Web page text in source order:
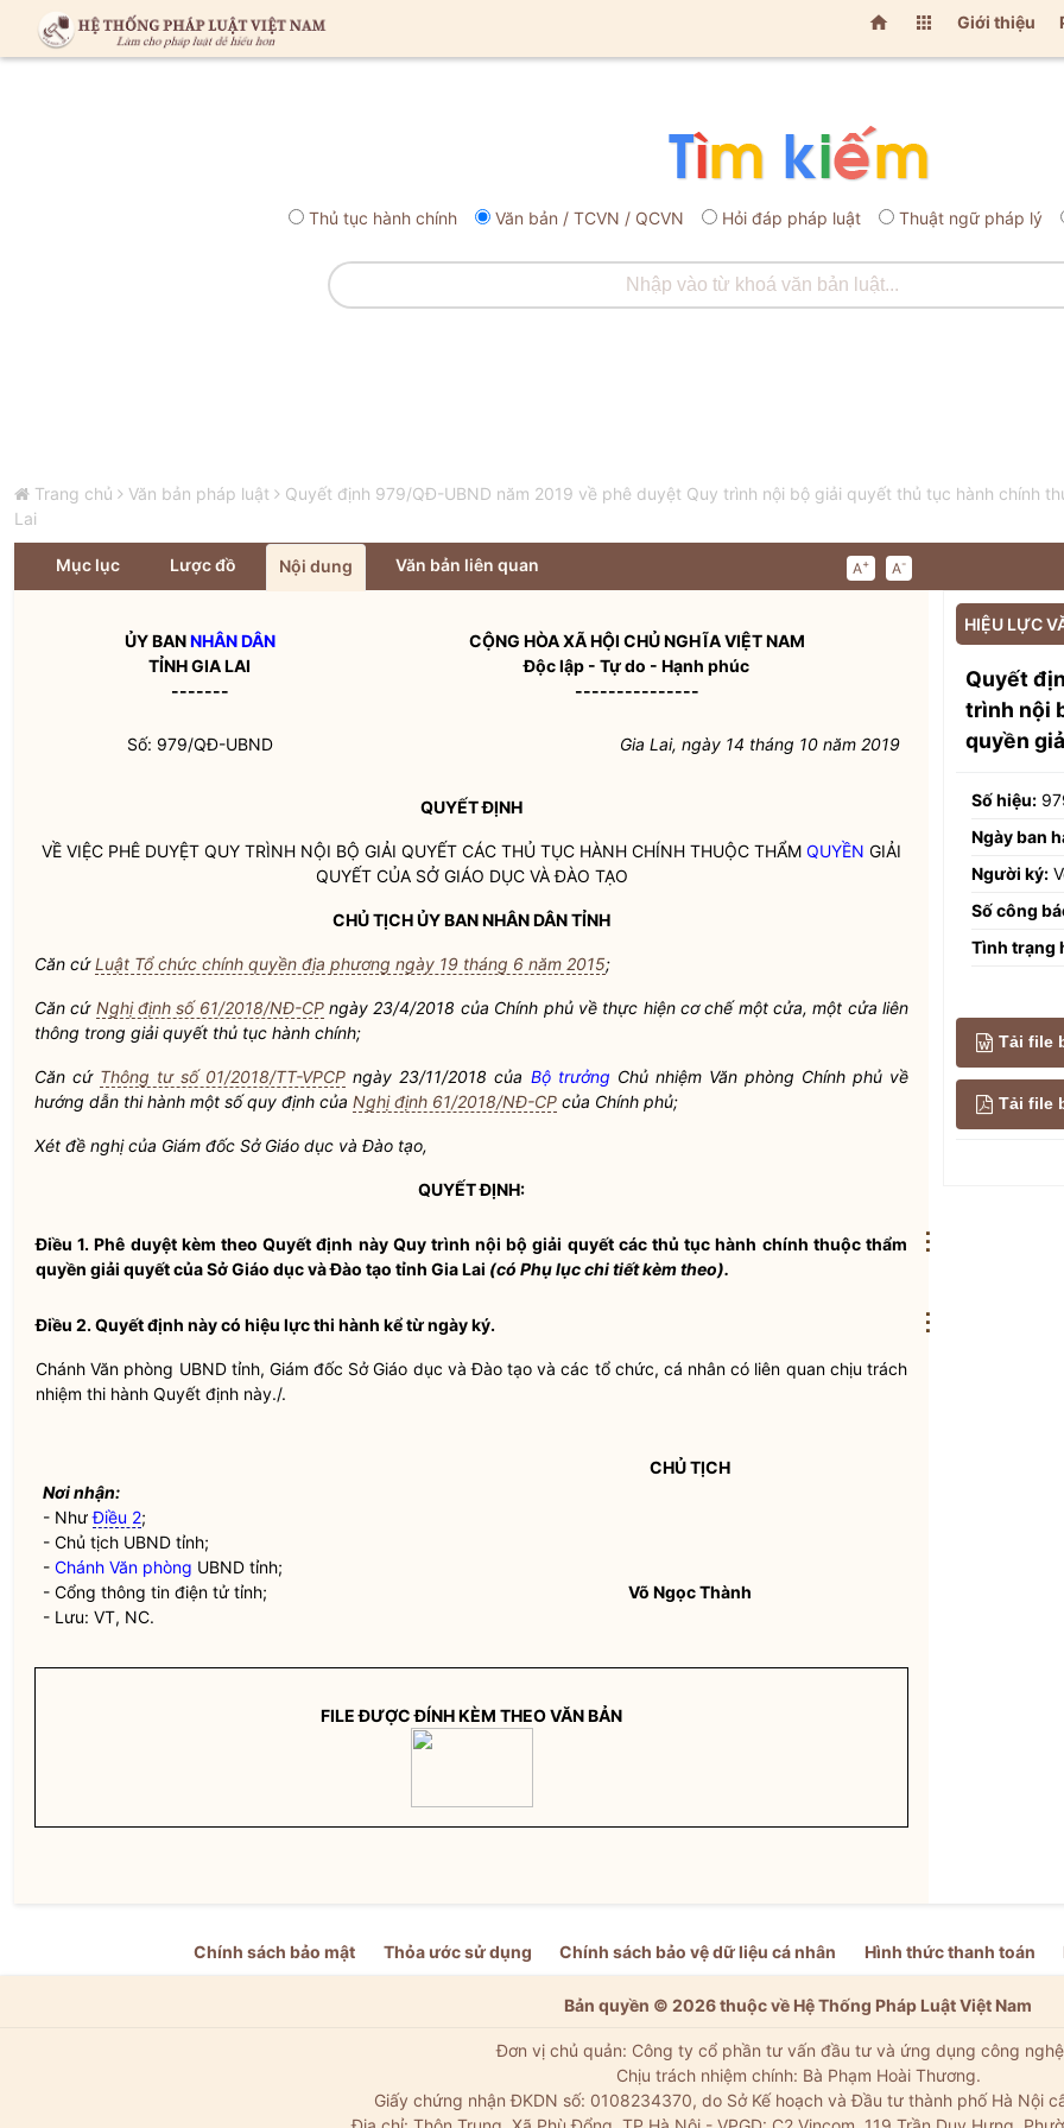
  Giới thiệu
Thủ tục hành chính Văn bản / TCVN / QCVN Hỏi đáp pháp luật Thuật ngữ pháp lý
Trang chủ Văn bản pháp luật
Quyết định 979/QĐ-UBND năm 2019 về phê duyệt Quy trình nội bộ giải quyết thủ tục hành chính
Lai
Mục lục Lược đồ Nội dung Văn bản liên quan A+ A-
ỦY BANNHÂN DÂN
TỈNH GIA LAI
-------
CỘNG HÒA XÃ HỘI CHỦ NGHĨA VIỆT NAM
Độc lập - Tự do - Hạnh phúc
---------------
Số: 979/QĐ-UBND Gia Lai, ngày 14 tháng 10 năm 2019
QUYẾT ĐỊNH
VỀ VIỆC PHÊ DUYỆT QUY TRÌNH NỘI BỘ GIẢI QUYẾT CÁC THỦ TỤC HÀNH CHÍNH THUỘC THẨM QUYỀN GIẢI
QUYẾT CỦA SỞ GIÁO DỤC VÀ ĐÀO TẠO
CHỦ TỊCH ỦY BANNHÂN DÂNTỈNH
Căn cứLuật Tổ chức chính quyền địa phương ngày 19 tháng 6 năm 2015;
Căn cứ Nghị định số 61/2018/NĐ-CPngày 23/4/2018 của Chính phủ về thực hiện cơ chế một cửa, một cửa liên
thông trong giải quyết thủ tục hành chính;
Căn cứ Thông tư số 01/2018/TT-VPCP ngày 23/11/2018 của Bộ trưởng Chủ nhiệm Văn phòng Chính phủ về
hướng dẫn thi hành một số quy định của Nghị định 61/2018/NĐ-CP của Chính phủ;
Xét đề nghị của Giám đốc Sở Giáo dục và Đào tạo,
QUYẾT ĐỊNH:
Điều 1. Phê duyệt kèm theo Quyết định này Quy trình nội bộ giải quyết các thủ tục hành chính thuộc thẩm
quyền giải quyết của Sở Giáo dục và Đào tạo tỉnh Gia Lai (có Phụ lục chi tiết kèm theo).
Điều 2.Quyết định này có hiệu lực thi hành kể từ ngày ký.
Chánh Văn phòng UBND tỉnh, Giám đốc Sở Giáo dục và Đào tạo và các tổ chức, cá nhân có liên quan chịu trách
nhiệm thi hành Quyết định này./.
Nơi nhận:
- NhưĐiều 2;
- Chủ tịch UBND tỉnh;
-Chánh Văn phòng UBND tỉnh;
- Cổng thông tin điện tử tỉnh;
- Lưu: VT, NC.
CHỦ TỊCH
Võ Ngọc Thành
FILE ĐƯỢC ĐÍNH KÈM THEO VĂN BẢN
HIỆU LỰC
Quyết
trình nội
quyền
Số hiệu:
Ngày ban
Người ký:
Số công
Tình trạng
Tải file
Tải file
Chính sách bảo mật Thỏa ước sử dụng Chính sách bảo vệ dữ liệu cá nhân Hình thức thanh toán
Bản quyền © 2026 thuộc về Hệ Thống Pháp Luật Việt Nam
Đơn vị chủ quản: Công ty cổ phần tư vấn đầu tư và ứng dụng công
Chịu trách nhiệm chính: Bà Phạm Hoài Thương.
Giấy chứng nhận ĐKDN số: 0108234370, do Sở Kế hoạch và Đầu tư thành phố Hà Nội
⋮
⋮